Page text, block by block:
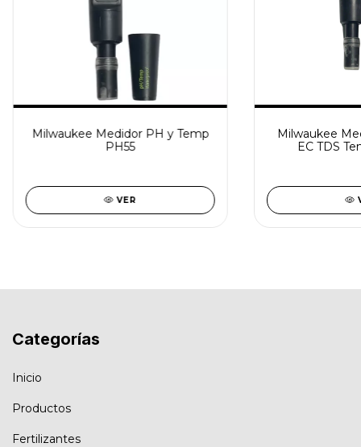
Milwaukee Medidor PH y Temp
PH55
VER
Milwaukee
EC TDS
Categorías
Inicio
Productos
Fertilizantes